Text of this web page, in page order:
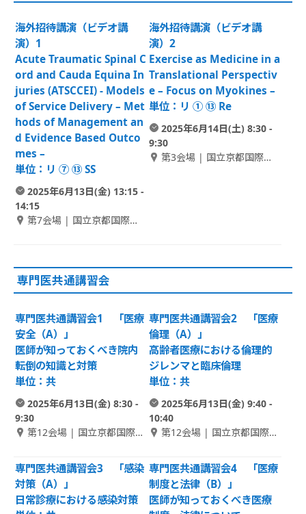
海外招待講演（ビデオ講
演）1
Acute Traumatic Spinal C
ord and Cauda Equina In
juries (ATSCCEI) - Models
of Service Delivery – Met
hods of Management an
d Evidence Based Outco
mes –
単位：リ ⑦ ⑬ SS
2025年6月13日(金) 13:15 -
14:15
第7会場 | 国立京都国際会
海外招待講演（ビデオ講
演）2
Exercise as Medicine in a
Translational Perspectiv
e – Focus on Myokines –
単位：リ ① ⑬ Re
2025年6月14日(土) 8:30 -
9:30
第3会場 | 国立京都国際会
専門医共通講習会
専門医共通講習会1 「医療
安全（A）」
医師が知っておくべき院内
転倒の知識と対策
単位：共
2025年6月13日(金) 8:30 -
9:30
第12会場 | 国立京都国際会
専門医共通講習会2 「医療
倫理（A）」
高齢者医療における倫理的
ジレンマと臨床倫理
単位：共
2025年6月13日(金) 9:40 -
10:40
第12会場 | 国立京都国際会
専門医共通講習会3 「感染
対策（A）」
日常診療における感染対策
専門医共通講習会4 「医療
制度と法律（B）」
医師が知っておくべき医療